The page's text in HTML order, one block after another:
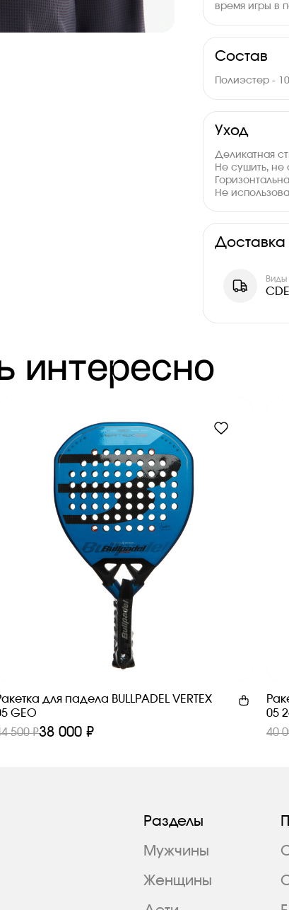
время игры в
Состав
Полиэстер -
Уход
Деликатная
Не сушить, не
Не
Доставка
Виды
интересно
для падела BULLPADEL VERTEX
GEO
500 ₽38 000 ₽
05
40
Разделы
Мужчины
Женщины